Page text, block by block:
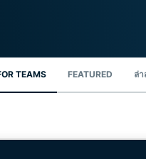
อื่น ๆ
Defender
TEAMS FEATURED ล่